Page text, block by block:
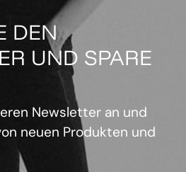
DEN
UND SPARE
Newsletter an und
neuen Produkten und